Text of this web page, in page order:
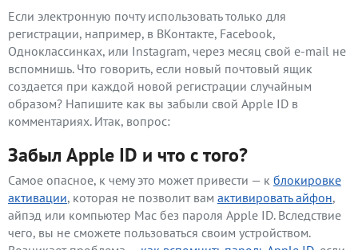
Если электронную почту использовать только для
регистрации, например, в ВКонтакте, Facebook,
Одноклассинках, или Instagram, через месяц свой e-mail не
вспомнишь. Что говорить, если новый почтовый ящик
создается при каждой новой регистрации случайным
образом? Напишите как вы забыли свой Apple ID в
комментариях. Итак, вопрос:
Забыл Apple ID и что с того?
Самое опасное, к чему это может привести — к блокировке
активации, которая не позволит вам активировать айфон,
айпэд или компьютер Mac без пароля Apple ID. Вследствие
чего, вы не сможете пользоваться своим устройством.